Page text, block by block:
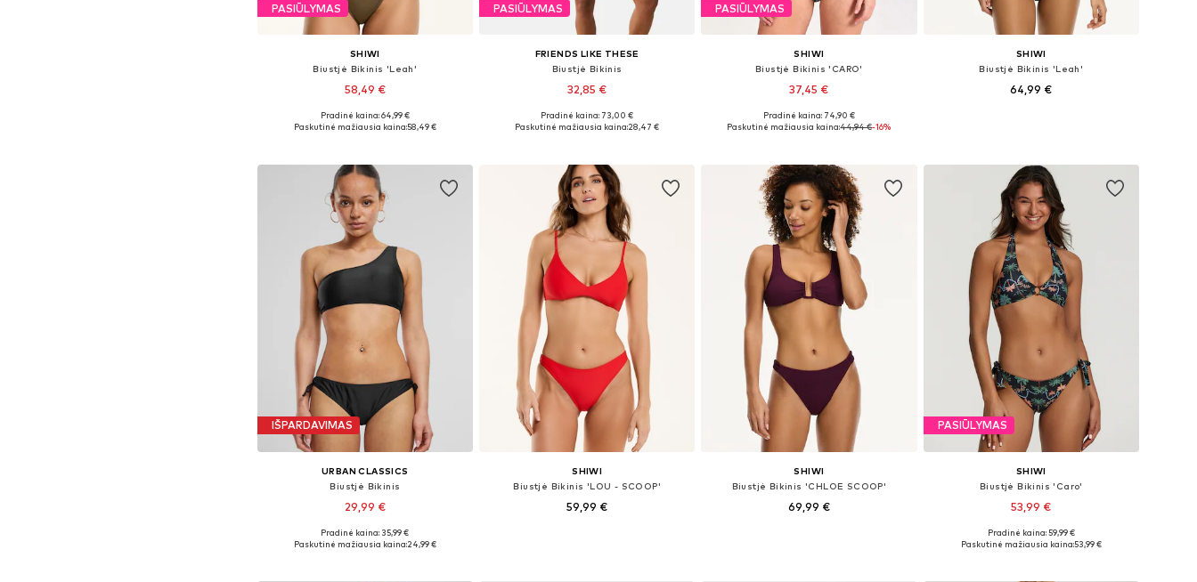
PASIŪLYMAS
SHIWI
Biustjė Bikinis 'Leah'
58,49 €
Galimi dydžiai: XS, S, M, L, XL, XXL
Pradinė kaina: 64,99 €
Paskutinė mažiausia kaina:58,49 €
PASIŪLYMAS
FRIENDS LIKE THESE
Biustjė Bikinis
32,85 €
Galimi dydžiai: XXL
Pradinė kaina: 73,00 €
Paskutinė mažiausia kaina:28,47 €
PASIŪLYMAS
SHIWI
Biustjė Bikinis 'CARO'
37,45 €
Galimi dydžiai: XS, S, XL, XXL
Pradinė kaina: 74,90 €
Paskutinė mažiausia kaina:44,94 €-16%
SHIWI
Biustjė Bikinis 'Leah'
64,99 €
IŠPARDAVIMAS
URBAN CLASSICS
Biustjė Bikinis
29,99 €
Galimi dydžiai: S, XL
Pradinė kaina: 35,99 €
Paskutinė mažiausia kaina:24,99 €
SHIWI
Biustjė Bikinis 'LOU - SCOOP'
59,99 €
SHIWI
Biustjė Bikinis 'CHLOE SCOOP'
69,99 €
PASIŪLYMAS
SHIWI
Biustjė Bikinis 'Caro'
53,99 €
Galimi dydžiai: L, XL
Pradinė kaina: 59,99 €
Paskutinė mažiausia kaina:53,99 €